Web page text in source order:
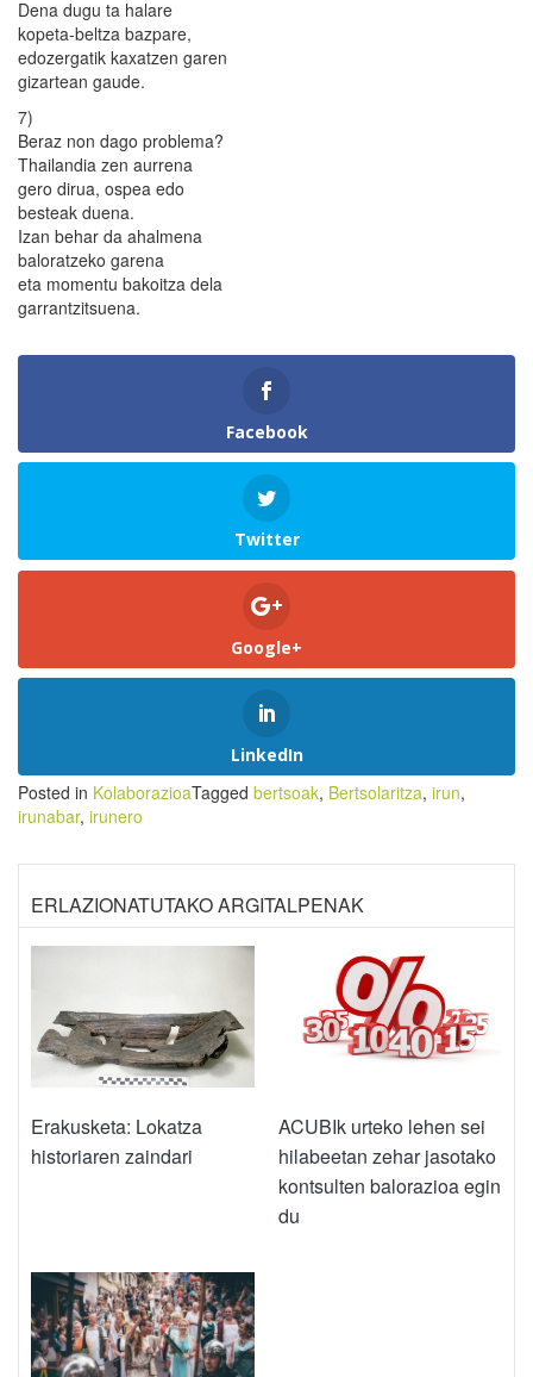
Dena dugu ta halare
kopeta-beltza bazpare,
edozergatik kaxatzen garen
gizartean gaude.
7)
Beraz non dago problema?
Thailandia zen aurrena
gero dirua, ospea edo
besteak duena.
Izan behar da ahalmena
baloratzeko garena
eta momentu bakoitza dela
garrantzitsuena.
Facebook
Twitter
Google+
LinkedIn
Posted in KolaborazioaTagged bertsoak, Bertsolaritza, irun,
irunabar, irunero
ERLAZIONATUTAKO ARGITALPENAK
Erakusketa: Lokatza
historiaren zaindari
ACUBIk urteko lehen sei
hilabeetan zehar jasotako
kontsulten balorazioa egin
du